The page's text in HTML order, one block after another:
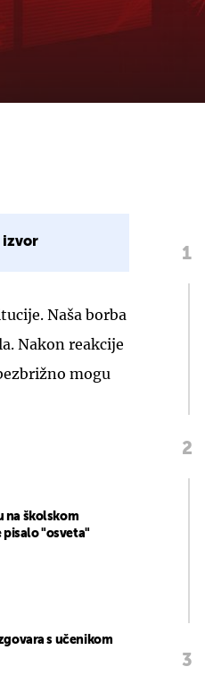
izvor
Naša borba
Nakon reakcije
mogu
na školskom
pisalo "osveta"
s učenikom